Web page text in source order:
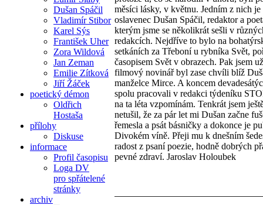
Dušan Spáčil
Vladimír Stibor
Karel Sýs
František Uher
Zora Wildová
Jan Zeman
Emilie Zítková
Jiří Žáček
poetický démon
Oldřich
Hostaša
přílohy
Diskuse
informace
Profil časopisu
Loga DV
pro spřátelené
stránky
archiv
měsíci lásky, v květnu. Jedním z nich je
oslavenec Dušan Spáčil, redaktor a
kterým jsme se několikrát sešli v
redakcích. Nejdříve to bylo na
setkáních za Třeboní u rybníka Svět,
časopisem Svět v obrazech. Pak jsem
filmový novinář byl zase chvíli blíž
manželce Mirce. A koncem
spolu pracovali v redakci týdeníku
na ta léta vzpomínám. Tenkrát jsem
netušil, že za pár let mi Dušan začne
řemesla a psát básničky a dokonce je
Divokém víně. Přeji mu k dnešním
radost z psaní poezie, hodně dobrých
pevné zdraví. Jaroslav Holoubek